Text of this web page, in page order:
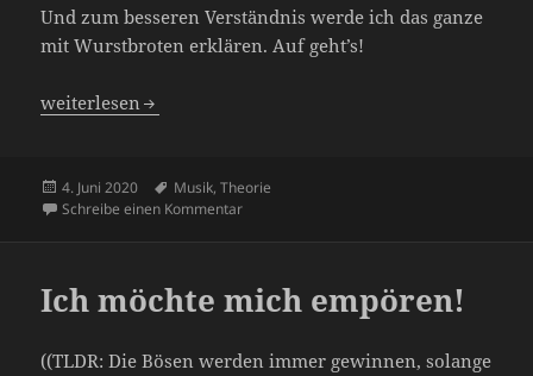
Und zum besseren Verständnis werde ich das ganze
mit Wurstbroten erklären. Auf geht’s!
Erweiterte Akkorde – Erklärt mit Broten
weiterlesen
Veröffentlicht
am
4. Juni 2020 Schlagwörter
Musik,Theorie
Schreibe einen Kommentarzu Erweiterte Akkorde – Erklärt mit Broten
Ich möchte mich empören!
((TLDR: Die Bösen werden immer gewinnen, solange